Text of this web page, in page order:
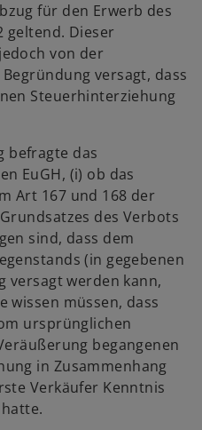
für den Erwerb des
geltend. Dieser
von der
versagt, dass
Steuerhinterziehung
befragte das
EuGH, (i) ob das
Art 167 und 168 der
des Verbots
sind, dass dem
(in gegebenen
versagt werden kann,
wissen müssen, dass
ursprünglichen
begangenen
in Zusammenhang
Verkäufer Kenntnis